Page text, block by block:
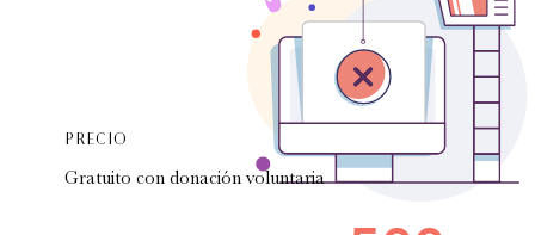
PRECIO
Gratuito con donación voluntaria